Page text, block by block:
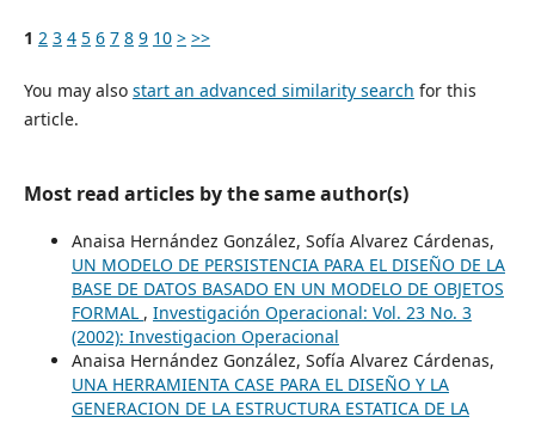
1 2 3 4 5 6 7 8 9 10 > >>
You may also start an advanced similarity search for this
article.
Most read articles by the same author(s)
Anaisa Hernández González, Sofía Alvarez Cárdenas,
UN MODELO DE PERSISTENCIA PARA EL DISEÑO DE LA
BASE DE DATOS BASADO EN UN MODELO DE OBJETOS
FORMAL , Investigación Operacional: Vol. 23 No. 3
(2002): Investigacion Operacional
Anaisa Hernández González, Sofía Alvarez Cárdenas,
UNA HERRAMIENTA CASE PARA EL DISEÑO Y LA
GENERACION DE LA ESTRUCTURA ESTATICA DE LA